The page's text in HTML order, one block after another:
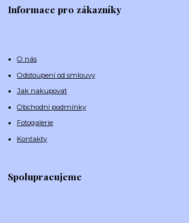
Informace pro zákazníky
O nás
Odstoupení od smlouvy
Jak nakupovat
Obchodní podmínky
Fotogalerie
Kontakty
Spolupracujeme